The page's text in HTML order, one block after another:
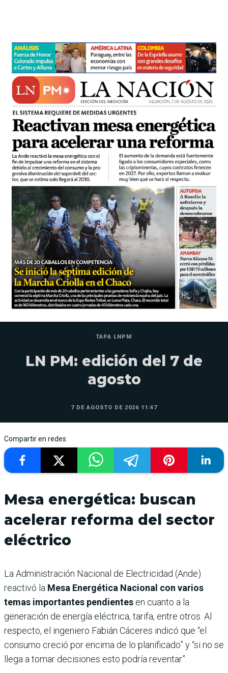
TAPA LNPM
LN PM: edición del 7 de
agosto
7 DE AGOSTO DE 2026 11:47
Compartir en redes
Mesa energética: buscan
acelerar reforma del sector
eléctrico
La Administración Nacional de Electricidad (Ande)
reactivó la Mesa Energética Nacional con varios
temas importantes pendientes en cuanto a la
generación de energía eléctrica, tarifa, entre otros. Al
respecto, el ingeniero Fabián Cáceres indicó que “el
consumo creció por encima de lo planificado” y “si no se
llega a tomar decisiones esto podría reventar”.